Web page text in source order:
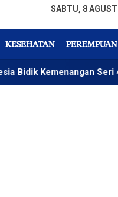
SABTU, 8
KESEHATAN PEREMPUAN
Seri 4 ARRC